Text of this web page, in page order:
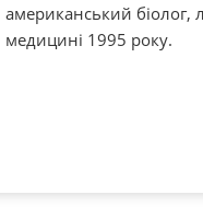
американський біолог,
медицині 1995 року.